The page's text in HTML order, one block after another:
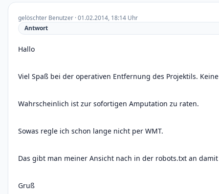
gelöschter Benutzer · 01.02.2014, 18:14 Uhr
Antwort
Hallo
Viel Spaß bei der operativen Entfernung des Projektils.
Wahrscheinlich ist zur sofortigen Amputation zu raten.
Sowas regle ich schon lange nicht per WMT.
Das gibt man meiner Ansicht nach in der robots.txt an
Gruß